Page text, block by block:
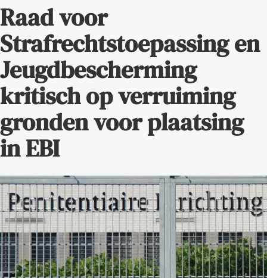
Raad voor
Strafrechtstoepassing en
Jeugdbescherming
kritisch op verruiming
gronden voor plaatsing
in EBI